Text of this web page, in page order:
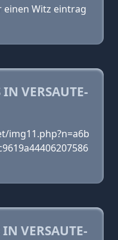
einen Witz eintrag
VERSAUTE-
img11.php?n=a6b
VERSAUTE-